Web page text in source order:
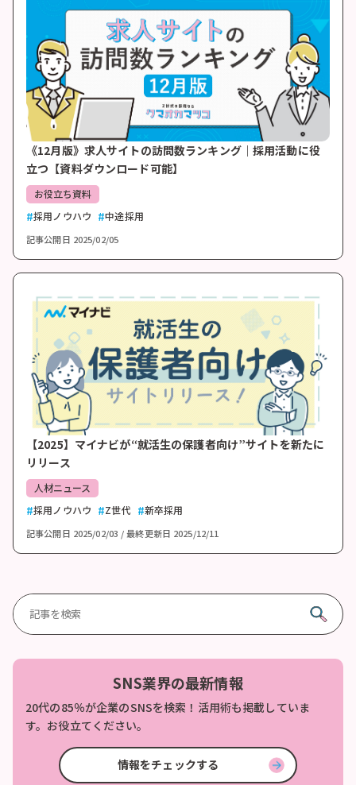
《12月版》求人サイトの訪問数ランキング｜採用活動に役
立つ【資料ダウンロード可能】
お役立ち資料
採用ノウハウ
中途採用
記事公開日 2025/02/05
【2025】マイナビが“就活生の保護者向け”サイトを新たに
リリース
人材ニュース
採用ノウハウ
Z世代 新卒採用
記事公開日 2025/02/03 最終更新日 2025/12/11
SNS業界の最新情報
20代の85％が企業のSNSを検索！活用術も掲載していま
す。お役立てください。
情報をチェックする